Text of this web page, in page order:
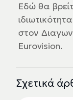
Εδώ θα
στον
Eurovision.
Σχετικά